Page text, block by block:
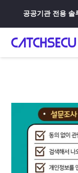
공공기관 전용 솔